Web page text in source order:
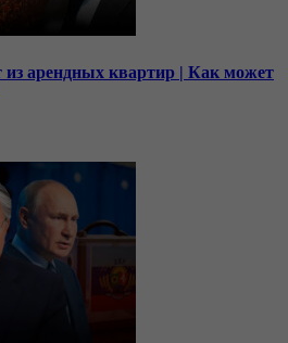
из арендных квартир | Как может